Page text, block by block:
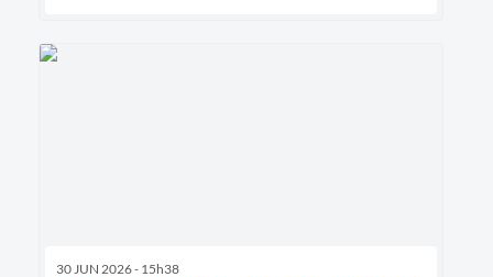
30 JUN 2026 - 15h38